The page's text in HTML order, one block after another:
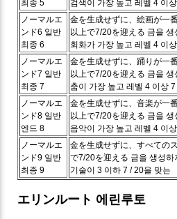
최종 5
검색이 가장 높고 레벨 4 이
ノーマルエ
ンド6 일반
최종 6
金を生成せずに、絵画が一
以上で7/20を迎える 금을 생
회화가 가장 높고 레벨 4 이
ノーマルエ
ンド7 일반
최종 7
金を生成せずに、踊りが一
以上で7/20を迎える 금을 생
춤이 가장 높고 레벨 4 이상
ノーマルエ
ンド8 일반
엔드 8
金を生成せずに、音楽が一
以上で7/20を迎える 금을 생
음악이 가장 높고 레벨 4 이
ノーマルエ
ンド9 일반
최종 9
金を生成せずに、すべての
で7/20を迎える 금을 생성하
기술이 3 이하 7 / 20을 맞는
エリンルート 에린루토